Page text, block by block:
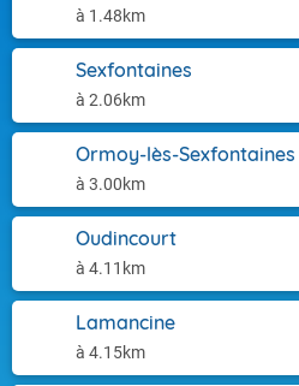
à 1.48km
Sexfontaines
à 2.06km
Ormoy-lès-Sexfontaines
à 3.00km
Oudincourt
à 4.11km
Lamancine
à 4.15km